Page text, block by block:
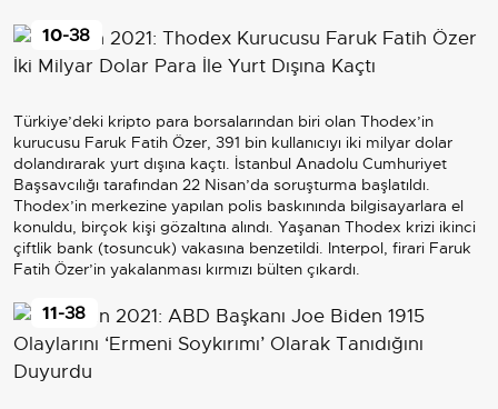
Türkiye’deki kripto para borsalarından biri olan Thodex’in
kurucusu Faruk Fatih Özer, 391 bin kullanıcıyı iki milyar dolar
dolandırarak yurt dışına kaçtı. İstanbul Anadolu Cumhuriyet
Başsavcılığı tarafından 22 Nisan’da soruşturma başlatıldı.
Thodex’in merkezine yapılan polis baskınında bilgisayarlara el
konuldu, birçok kişi gözaltına alındı. Yaşanan Thodex krizi ikinci
çiftlik bank (tosuncuk) vakasına benzetildi. Interpol, firari Faruk
Fatih Özer’in yakalanması kırmızı bülten çıkardı.
10-38
11-38